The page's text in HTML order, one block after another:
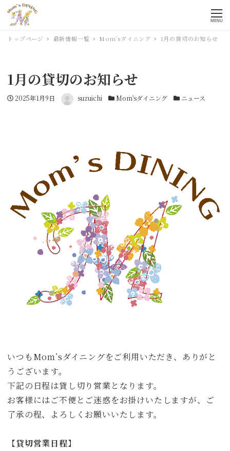
MENU
トップページ 最新情報一覧 Mom’sダイニング 1月の貸切のお知らせ
1月の貸切のお知らせ
投稿日
2025年1月9日 著者 suzuichi カテゴリー
Mom'sダイニング カテゴリー
ニュース
いつもMom’sダイニングをご利用いただき、ありがと
うございます。
下記の日程は貸し切り営業となります。
お客様にはご不便とご迷惑をお掛けいたしますが、ご
了承の程、よろしくお願いいたします。
【貸切営業日程】